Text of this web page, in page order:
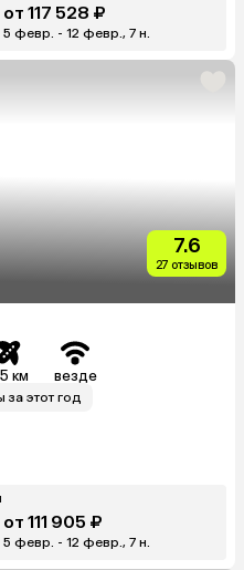
от 117 528 ₽
5 февр. - 12 февр., 7 н.
7.6
27 отзывов
км везде
за этот год
от 111 905 ₽
5 февр. - 12 февр., 7 н.